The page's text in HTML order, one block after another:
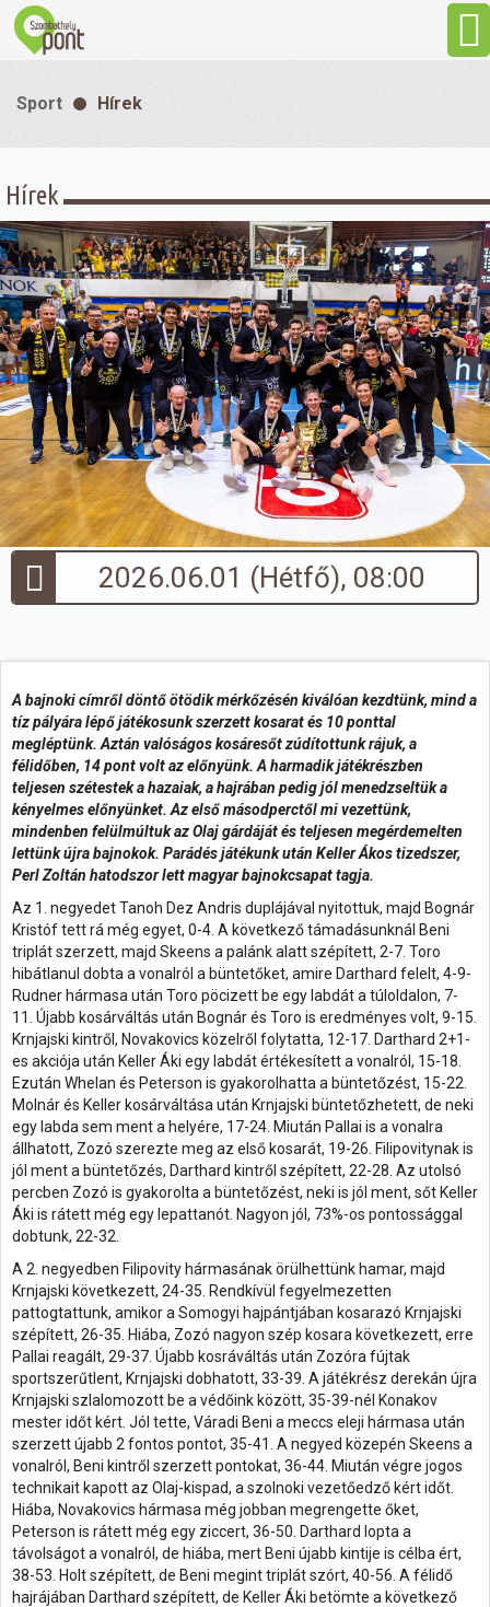
Látnivalók
Gasztronómia
Szállás
Sport
Szabadidő
Hasznos
Sport Hírek
Hírek
2026.06.01 (Hétfő), 08:00
A bajnoki címről döntő ötödik mérkőzésén kiválóan kezdtünk, mind a
tíz pályára lépő játékosunk szerzett kosarat és 10 ponttal
megléptünk. Aztán valóságos kosáresőt zúdítottunk rájuk, a
félidőben, 14 pont volt az előnyünk. A harmadik játékrészben
teljesen szétestek a hazaiak, a hajrában pedig jól menedzseltük a
kényelmes előnyünket.Az első másodperctől mi vezettünk,
mindenben felülmúltuk az Olaj gárdáját és teljesen megérdemelten
lettünk újra bajnokok. Parádés játékunk után Keller Ákos tizedszer,
Perl Zoltán hatodszor lett magyar bajnokcsapat tagja.
Az 1. negyedet Tanoh Dez Andris duplájával nyitottuk, majd Bognár
Kristóf tett rá még egyet, 0-4. A következő támadásunknál Beni
triplát szerzett, majd Skeens a palánk alatt szépített, 2-7. Toro
hibátlanul dobta a vonalról a büntetőket, amire Darthard felelt, 4-9-
Rudner hármasa után Toro pöcizett be egy labdát a túloldalon, 7-
11. Újabb kosárváltás után Bognár és Toro is eredményes volt, 9-15.
Krnjajski kintről, Novakovics közelről folytatta, 12-17. Darthard 2+1-
es akciója után Keller Áki egy labdát értékesített a vonalról, 15-18.
Ezután Whelan és Peterson is gyakorolhatta a büntetőzést, 15-22.
Molnár és Keller kosárváltása után Krnjajski büntetőzhetett, de neki
egy labda sem ment a helyére, 17-24. Miután Pallai is a vonalra
állhatott, Zozó szerezte meg az első kosarát, 19-26. Filipovitynak is
jól ment a büntetőzés, Darthard kintről szépített, 22-28. Az utolsó
percben Zozó is gyakorolta a büntetőzést, neki is jól ment, sőt Keller
Áki is rátett még egy lepattanót. Nagyon jól, 73%-os pontossággal
dobtunk, 22-32.
A 2. negyedben Filipovity hármasának örülhettünk hamar, majd
Krnjajski következett, 24-35. Rendkívül fegyelmezetten
pattogtattunk, amikor a Somogyi hajpántjában kosarazó Krnjajski
szépített, 26-35. Hiába, Zozó nagyon szép kosara következett, erre
Pallai reagált, 29-37. Újabb kosráváltás után Zozóra fújtak
sportszerűtlent, Krnjajski dobhatott, 33-39. A játékrész derekán újra
Krnjajski szlalomozott be a védőink között, 35-39-nél Konakov
mester időt kért. Jól tette, Váradi Beni a meccs eleji hármasa után
szerzett újabb 2 fontos pontot, 35-41. A negyed közepén Skeens a
vonalról, Beni kintről szerzett pontokat, 36-44. Miután végre jogos
technikait kapott az Olaj-kispad, a szolnoki vezetőedző kért időt.
Hiába, Novakovics hármasa még jobban megrengette őket,
Peterson is rátett még egy ziccert, 36-50. Darthard lopta a
távolságot a vonalról, de hiába, mert Beni újabb kintije is célba ért,
38-53. Holt szépített, de Beni megint triplát szórt, 40-56. A félidő
hajrájában Darthard szépített, de Keller Áki betömte a következő